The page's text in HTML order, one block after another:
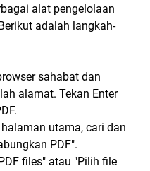
alat pengelolaan
adalah langkah-
sahabat dan
alamat. Tekan Enter
halaman utama, cari dan
PDF".
files" atau "Pilih file